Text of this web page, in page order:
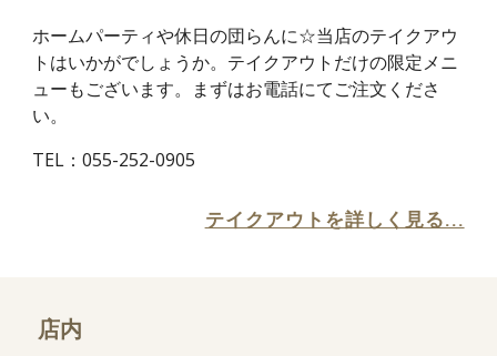
ホームパーティや休日の団らんに☆当店のテイクアウ
トはいかがでしょうか。テイクアウトだけの限定メニ
ューもございます。まずはお電話にてご注文くださ
い。
TEL：055-252-0905
テイクアウトを詳しく見る...
店内